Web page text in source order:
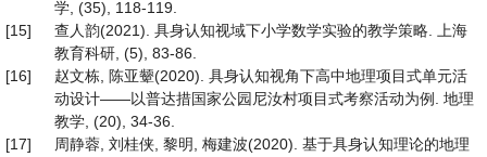
学, (35), 118-119.
[15]
查人韵(2021). 具身认知视域下小学数学实验的教学策略. 上海
教育科研, (5), 83-86.
[16]
赵文栋, 陈亚颦(2020). 具身认知视角下高中地理项目式单元活
动设计——以普达措国家公园尼汝村项目式考察活动为例. 地理
教学, (20), 34-36.
[17]
周静蓉, 刘桂侠, 黎明, 梅建波(2020). 基于具身认知理论的地理